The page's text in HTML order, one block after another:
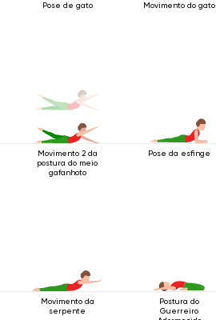
Pose de gato Movimento do gato
Movimento 2 da
postura do meio
gafanhoto
Pose da esfinge
Movimento da
serpente
Postura do
Guerreiro